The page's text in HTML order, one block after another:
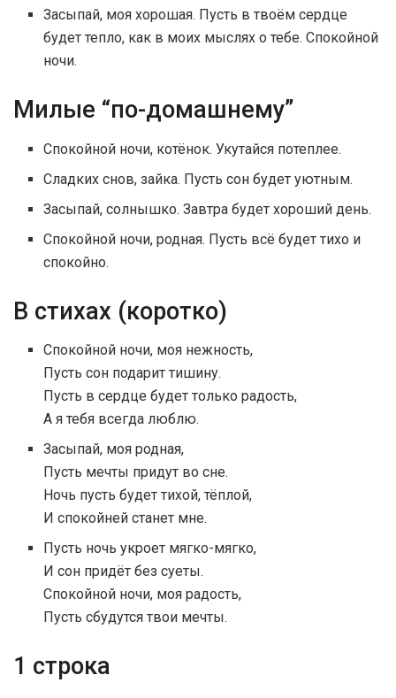
Засыпай, моя хорошая. Пусть в твоём сердце
будет тепло, как в моих мыслях о тебе. Спокойной
ночи.
Милые “по-домашнему”
Спокойной ночи, котёнок. Укутайся потеплее.
Сладких снов, зайка. Пусть сон будет уютным.
Засыпай, солнышко. Завтра будет хороший день.
Спокойной ночи, родная. Пусть всё будет тихо и
спокойно.
В стихах (коротко)
Спокойной ночи, моя нежность,
Пусть сон подарит тишину.
Пусть в сердце будет только радость,
А я тебя всегда люблю.
Засыпай, моя родная,
Пусть мечты придут во сне.
Ночь пусть будет тихой, тёплой,
И спокойней станет мне.
Пусть ночь укроет мягко-мягко,
И сон придёт без суеты.
Спокойной ночи, моя радость,
Пусть сбудутся твои мечты.
1 строка